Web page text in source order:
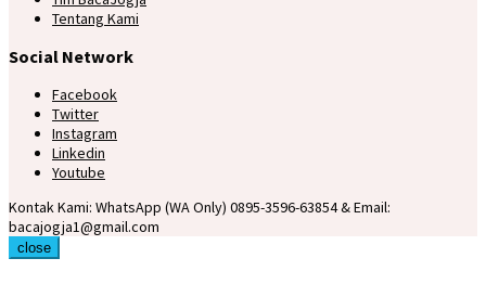
Tentang Kami
Social Network
Facebook
Twitter
Instagram
Linkedin
Youtube
Kontak Kami: WhatsApp (WA Only) 0895-3596-63854 & Email:
bacajogja1@gmail.com
close